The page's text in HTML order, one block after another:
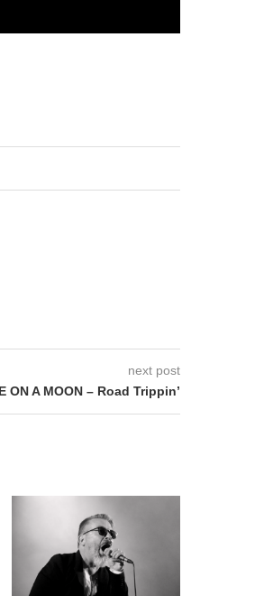
next post
ON A MOON – Road Trippin’